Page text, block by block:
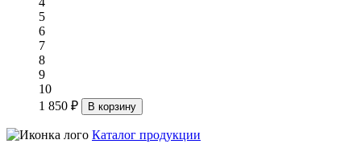
5
6
7
8
9
10
1 850 ₽
В корзину
Каталог продукции